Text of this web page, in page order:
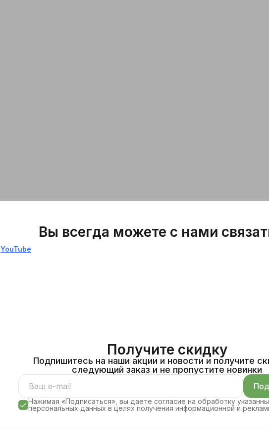
Вы всегда можете с нами
YouTube
Получите скидку
Подпишитесь на наши акции и новости и получите
следующий заказ и не пропустите новинки
Нажимая «Подписаться», вы даете согласие на обработку
персональных данных в целях получения информационной и